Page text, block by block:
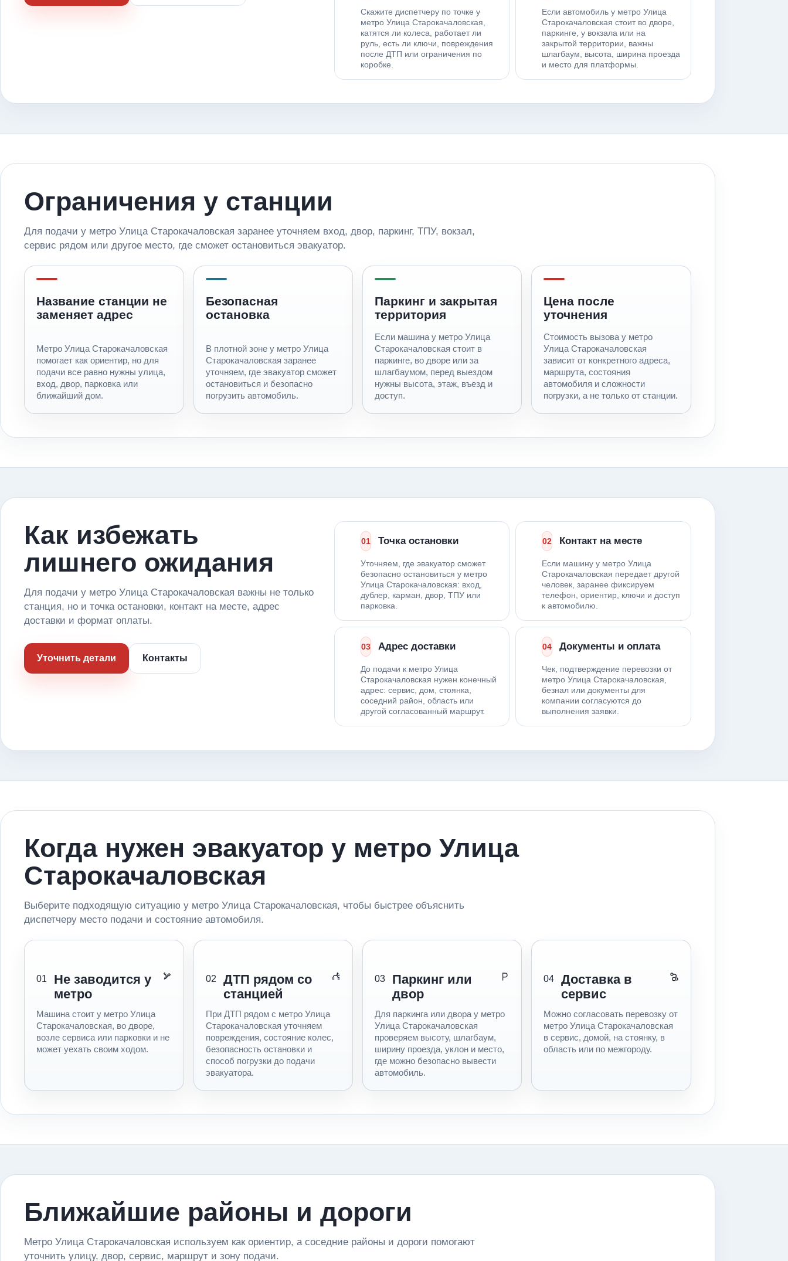
Скажите диспетчеру по точке у
метро Улица Старокачаловская,
катятся ли колеса, работает ли
руль, есть ли ключи, повреждения
после ДТП или ограничения по
коробке.
Если автомобиль у метро Улица
Старокачаловская стоит во дворе,
паркинге, у вокзала или на
закрытой территории, важны
шлагбаум, высота, ширина проезда
и место для платформы.
Ограничения у станции
Для подачи у метро Улица Старокачаловская заранее уточняем вход, двор, паркинг, ТПУ, вокзал,
сервис рядом или другое место, где сможет остановиться эвакуатор.
Название станции не
заменяет адрес
Метро Улица Старокачаловская
помогает как ориентир, но для
подачи все равно нужны улица,
вход, двор, парковка или
ближайший дом.
Безопасная
остановка
В плотной зоне у метро Улица
Старокачаловская заранее
уточняем, где эвакуатор сможет
остановиться и безопасно
погрузить автомобиль.
Паркинг и закрытая
территория
Если машина у метро Улица
Старокачаловская стоит в
паркинге, во дворе или за
шлагбаумом, перед выездом
нужны высота, этаж, въезд и
доступ.
Цена после
уточнения
Стоимость вызова у метро
Улица Старокачаловская
зависит от конкретного адреса,
маршрута, состояния
автомобиля и сложности
погрузки, а не только от станции.
Как избежать
лишнего ожидания
Для подачи у метро Улица Старокачаловская важны не только
станция, но и точка остановки, контакт на месте, адрес
доставки и формат оплаты.
Уточнить детали Контакты
01 Точка остановки
Уточняем, где эвакуатор сможет
безопасно остановиться у метро
Улица Старокачаловская: вход,
дублер, карман, двор, ТПУ или
парковка.
02 Контакт на месте
Если машину у метро Улица
Старокачаловская передает другой
человек, заранее фиксируем
телефон, ориентир, ключи и доступ
к автомобилю.
03 Адрес доставки
До подачи к метро Улица
Старокачаловская нужен конечный
адрес: сервис, дом, стоянка,
соседний район, область или
другой согласованный маршрут.
04 Документы и оплата
Чек, подтверждение перевозки от
метро Улица Старокачаловская,
безнал или документы для
компании согласуются до
выполнения заявки.
Когда нужен эвакуатор у метро Улица
Старокачаловская
Выберите подходящую ситуацию у метро Улица Старокачаловская, чтобы быстрее объяснить
диспетчеру место подачи и состояние автомобиля.
01
Не заводится у
метро
Машина стоит у метро Улица
Старокачаловская, во дворе,
возле сервиса или парковки и не
может уехать своим ходом.
02
ДТП рядом со
станцией
При ДТП рядом с метро Улица
Старокачаловская уточняем
повреждения, состояние колес,
безопасность остановки и
способ погрузки до подачи
эвакуатора.
03
Паркинг или
двор
Для паркинга или двора у метро
Улица Старокачаловская
проверяем высоту, шлагбаум,
ширину проезда, уклон и место,
где можно безопасно вывести
автомобиль.
04
Доставка в
сервис
Можно согласовать перевозку от
метро Улица Старокачаловская
в сервис, домой, на стоянку, в
область или по межгороду.
Ближайшие районы и дороги
Метро Улица Старокачаловская используем как ориентир, а соседние районы и дороги помогают
уточнить улицу, двор, сервис, маршрут и зону подачи.